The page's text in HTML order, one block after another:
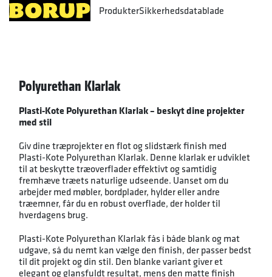
ProdukterSikkerhedsdatablade
Polyurethan Klarlak
Plasti-Kote Polyurethan Klarlak – beskyt dine projekter
med stil
Giv dine træprojekter en flot og slidstærk finish med
Plasti-Kote Polyurethan Klarlak. Denne klarlak er udviklet
til at beskytte træoverflader effektivt og samtidig
fremhæve træets naturlige udseende. Uanset om du
arbejder med møbler, bordplader, hylder eller andre
træemner, får du en robust overflade, der holder til
hverdagens brug.
Plasti-Kote Polyurethan Klarlak fås i både blank og mat
udgave, så du nemt kan vælge den finish, der passer bedst
til dit projekt og din stil. Den blanke variant giver et
elegant og glansfuldt resultat, mens den matte finish